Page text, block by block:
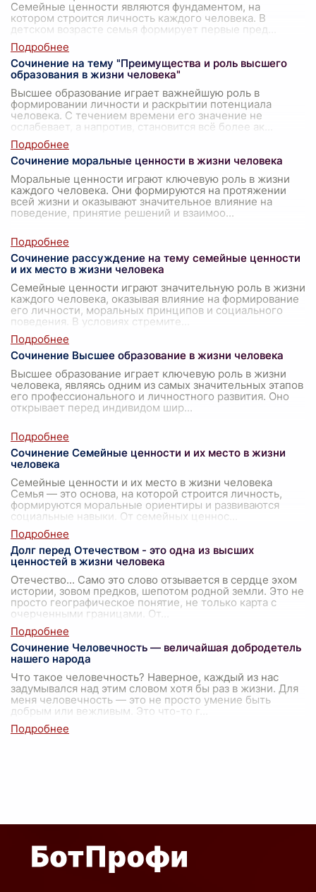
Семейные ценности являются фундаментом, на
котором строится личность каждого человека. В
детском возрасте семья формирует первые пред
Сочинение на тему "Преимущества и роль высшего
образования в жизни человека"
Высшее образование играет важнейшую роль в
формировании личности и раскрытии потенциала
человека. С течением времени его значение не
ослабевает, а напротив, становится всё более ак
Сочинение моральные ценности в жизни человека
Моральные ценности играют ключевую роль в жизни
каждого человека. Они формируются на протяжении
всей жизни и оказывают значительное влияние на
поведение, принятие решений и взаимоо...
Сочинение рассуждение на тему семейные ценности
и их место в жизни человека
Семейные ценности играют значительную роль в жизни
каждого человека, оказывая влияние на формирование
его личности, моральных принципов и социального
поведения. В условиях стремите
Сочинение Высшее образование в жизни человека
Высшее образование играет ключевую роль в жизни
человека, являясь одним из самых значительных этапов
его профессионального и личностного развития. Оно
открывает перед индивидом шир...
Сочинение Семейные ценности и их место в жизни
человека
Семейные ценности и их место в жизни человека
Семья — это основа, на которой строится личность,
формируются моральные ориентиры и развиваются
социальные навыки. От семейных ценнос
Долг перед Отечеством - это одна из высших
ценностей в жизни человека
Отечество... Само это слово отзывается в сердце эхом
истории, зовом предков, шепотом родной земли. Это не
просто географическое понятие, не только карта с
очерченными границами. От
Сочинение Человечность — величайшая добродетель
нашего народа
Что такое человечность? Наверное, каждый из нас
задумывался над этим словом хотя бы раз в жизни. Для
меня человечность — это не просто умение быть
добрым или вежливым. Это что-то г